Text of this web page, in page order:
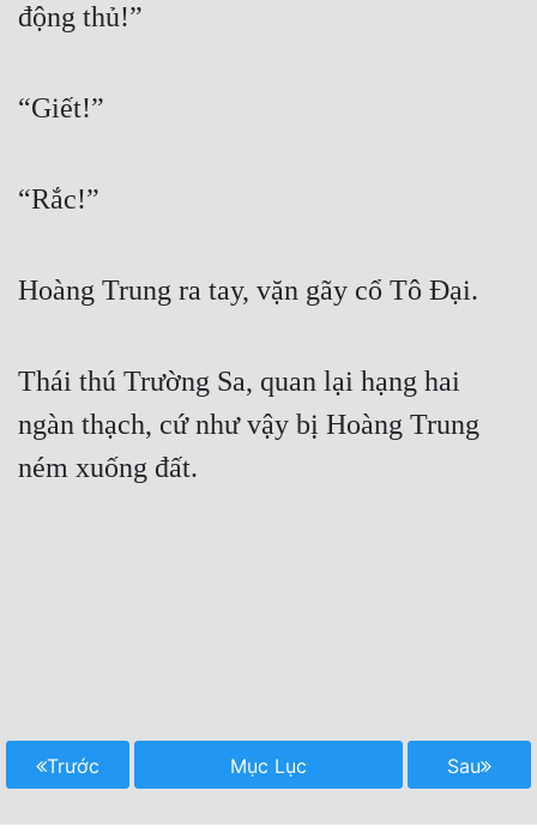
động thủ!”
“Giết!”
“Rắc!”
Hoàng Trung ra tay, vặn gãy cổ Tô Đại.
Thái thú Trường Sa, quan lại hạng hai
ngàn thạch, cứ như vậy bị Hoàng Trung
ném xuống đất.
Trước Mục Lục Sau